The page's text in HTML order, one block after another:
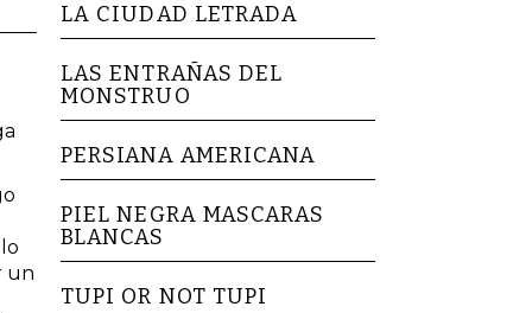
un
LA CIUDAD LETRADA
LAS ENTRAÑAS DEL
MONSTRUO
PERSIANA AMERICANA
PIEL NEGRA MASCARAS
BLANCAS
TUPI OR NOT TUPI